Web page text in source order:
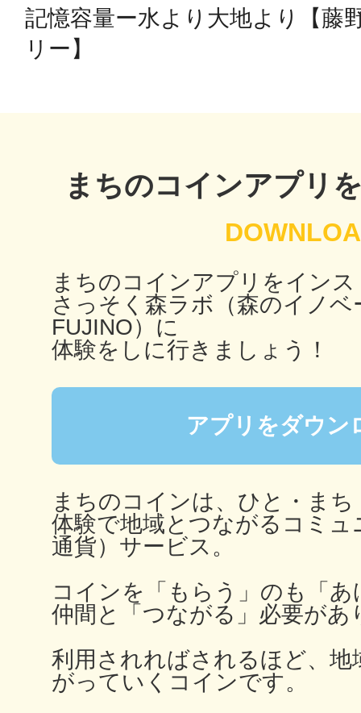
記憶容量ー水より大地より【藤
リー】
まちのコインアプリ
まちのコインアプリをイン
さっそく森ラボ（森のイノ
FUJINO）に
体験をしに行きましょう！
アプリをダウン
まちのコインは、ひと・ま
体験で地域とつながるコミュ
通貨）サービス。
コインを「もらう」のも「
仲間と「つながる」必要があ
利用されればされるほど、地
がっていくコインです。
秋葉原
日置
高知市
シモキ